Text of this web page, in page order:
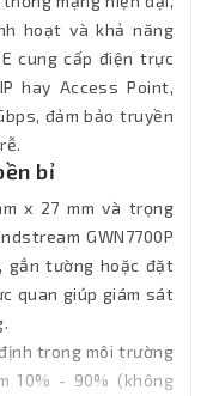
And Auto-
Control,
clear FDB
hoạt và khả năng
cung cấp điện trực
hay Access Point,
đảm bảo truyền
bỉ
x 27 mm và trọng
GWN7700P
gắn tường hoặc đặt
quan giúp giám sát
trong môi trường
10% - 90% (không